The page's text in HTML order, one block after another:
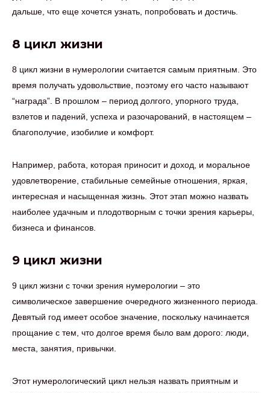
дальше, что еще хочется узнать, попробовать и достичь.
8 цикл жизни
8 цикл жизни в нумерологии считается самым приятным. Это
время получать удовольствие, поэтому его часто называют
“награда”. В прошлом – период долгого, упорного труда,
взлетов и падений, успеха и разочарований, в настоящем –
благополучие, изобилие и комфорт.
Например, работа, которая приносит и доход, и моральное
удовлетворение, стабильные семейные отношения, яркая,
интересная и насыщенная жизнь. Этот этап можно назвать
наиболее удачным и плодотворным с точки зрения карьеры,
бизнеса и финансов.
9 цикл жизни
9 цикл жизни с точки зрения нумерологии – это
символическое завершение очередного жизненного периода.
Девятый год имеет особое значение, поскольку начинается
прощание с тем, что долгое время было вам дорого: люди,
места, занятия, привычки.
Этот нумерологический цикл нельзя назвать приятным и